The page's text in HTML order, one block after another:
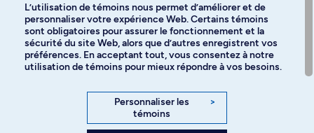
Langues
Facebook Instagram
YouTube
L’utilisation de témoins nous permet d’améliorer et de
personnaliser votre expérience Web. Certains témoins
sont obligatoires pour assurer le fonctionnement et la
sécurité du site Web, alors que d’autres enregistrent vos
préférences. En acceptant tout, vous consentez à notre
utilisation de témoins pour mieux répondre à vos besoins.
Personnaliser les
témoins
>